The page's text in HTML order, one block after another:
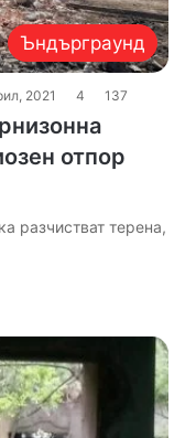
Ъндърграунд
2021 4 137
отпор
разчистват терена,